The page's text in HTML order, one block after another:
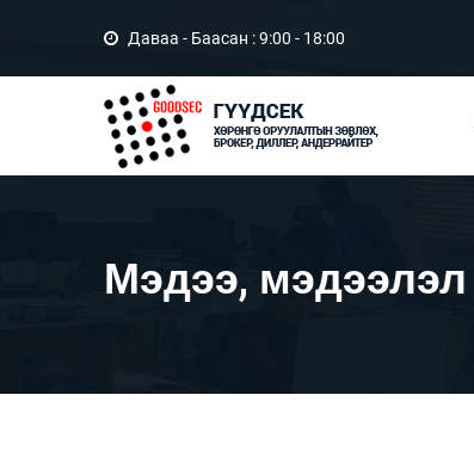
Даваа - Баасан : 9:00 - 18:00
Мэдээ, мэдээлэл